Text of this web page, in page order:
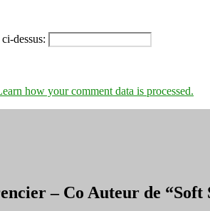
dessus:
how your comment data is processed.
– Co Auteur de